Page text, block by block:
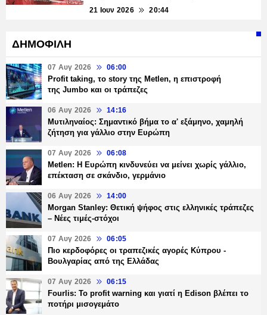
21 Ιουν 2026 20:44
ΔΗΜΟΦΙΛΗ
07 Αυγ 2026 06:00
Profit taking, το story της Metlen, η επιστροφή
της Jumbo και οι τράπεζες
06 Αυγ 2026 14:16
Μυτιληναίος: Σημαντικό βήμα το α' εξάμηνο, χαμηλή
ζήτηση για γάλλιο στην Ευρώπη
07 Αυγ 2026 06:08
Metlen: Η Ευρώπη κινδυνεύει να μείνει χωρίς γάλλιο,
επέκταση σε σκάνδιο, γερμάνιο
06 Αυγ 2026 14:00
Morgan Stanley: Θετική ψήφος στις ελληνικές τράπεζες
– Νέες τιμές-στόχοι
07 Αυγ 2026 06:05
Πιο κερδοφόρες οι τραπεζικές αγορές Κύπρου -
Βουλγαρίας από της Ελλάδας
07 Αυγ 2026 06:15
Fourlis: Το profit warning και γιατί η Edison βλέπει το
ποτήρι μισογεμάτο